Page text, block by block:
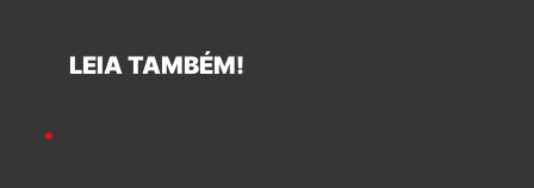
LEIA TAMBÉM!